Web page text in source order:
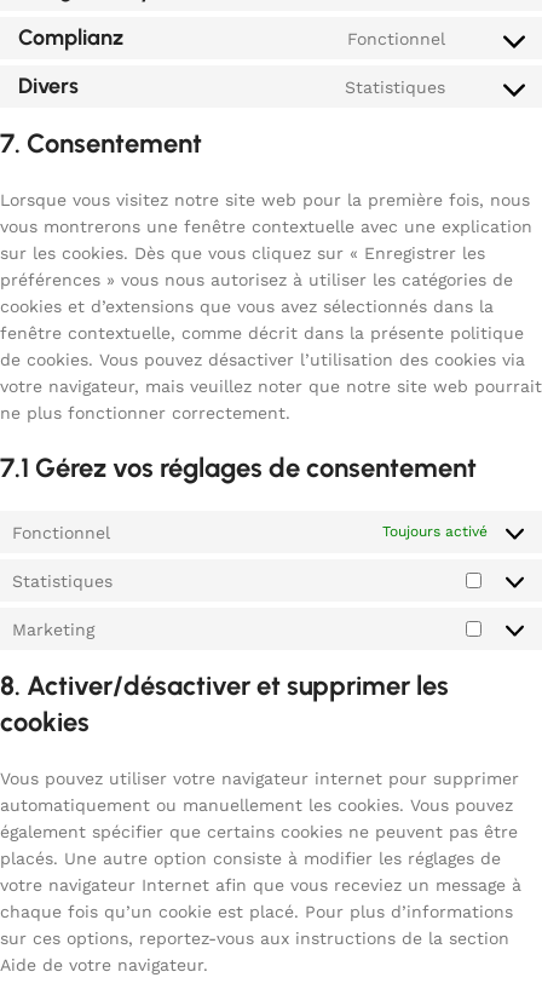
Complianz
Fonctionnel
Divers Statistiques
7. Consentement
Lorsque vous visitez notre site web pour la première fois, nous
vous montrerons une fenêtre contextuelle avec une explication
sur les cookies. Dès que vous cliquez sur « Enregistrer les
préférences » vous nous autorisez à utiliser les catégories de
cookies et d’extensions que vous avez sélectionnés dans la
fenêtre contextuelle, comme décrit dans la présente politique
de cookies. Vous pouvez désactiver l’utilisation des cookies via
votre navigateur, mais veuillez noter que notre site web pourrait
ne plus fonctionner correctement.
7.1 Gérez vos réglages de consentement
Fonctionnel Toujours activé
Statistiques
Marketing
8. Activer/désactiver et supprimer les
cookies
Vous pouvez utiliser votre navigateur internet pour supprimer
automatiquement ou manuellement les cookies. Vous pouvez
également spécifier que certains cookies ne peuvent pas être
placés. Une autre option consiste à modifier les réglages de
votre navigateur Internet afin que vous receviez un message à
chaque fois qu’un cookie est placé. Pour plus d’informations
sur ces options, reportez-vous aux instructions de la section
Aide de votre navigateur.